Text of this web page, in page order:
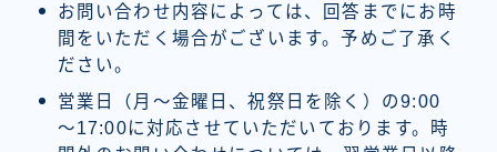
お問い合わせ内容によっては、回答までにお時
間をいただく場合がございます。予めご了承く
ださい。
営業日（月～金曜日、祝祭日を除く）の9:00
～17:00に対応させていただいております。時